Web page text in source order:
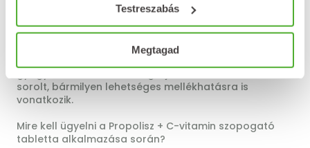
Testreszabás
Megtagad
Propoliszra és/vagy virágporra túlérzékeny
egyéneknél allergiás reakciót válthat ki.
Ha Önnél bármilyen mellékhatás jelentkezik, hagyja
abba a kezelést, és tájékoztassa kezelőorvosát vagy
sorolt, bármilyen lehetséges mellékhatásra is
vonatkozik.
Mire kell ügyelni a Propolisz + C-vitamin szopogató
tabletta alkalmazása során?